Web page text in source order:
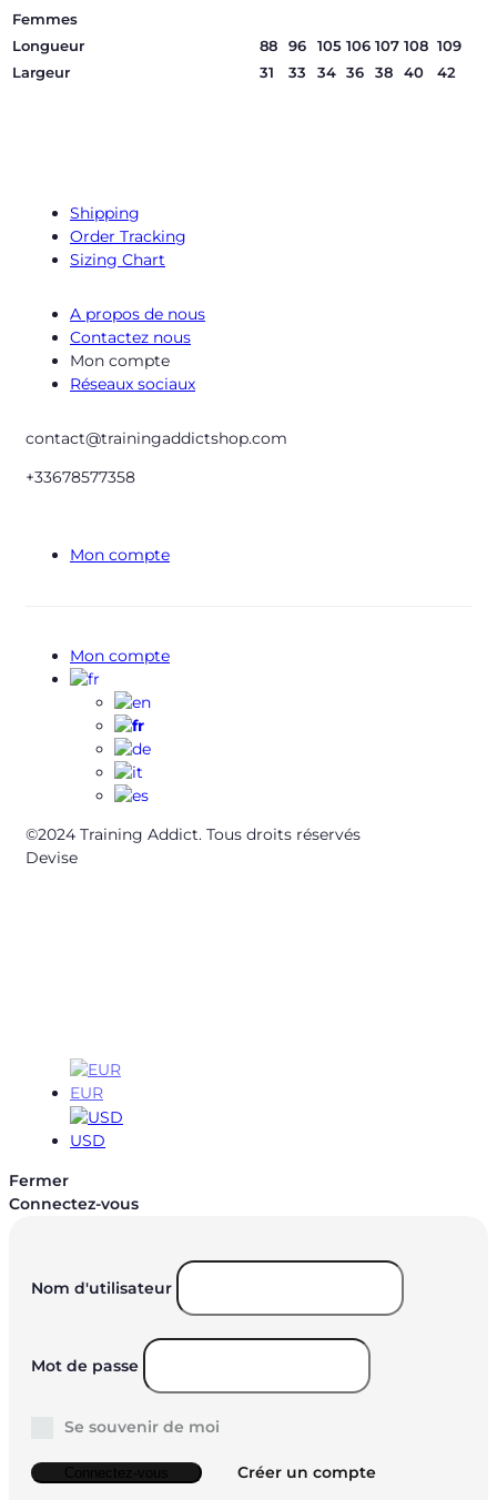
Femmes
Longueur
88 96 105 106 107 108 109
Largeur
31 33 34 36 38 40 42
Shipping
Order Tracking
Sizing Chart
A propos de nous
Contactez nous
Mon compte
Réseaux sociaux
contact@trainingaddictshop.com
+33678577358
Mon compte
Mon compte
©2024 Training Addict. Tous droits réservés
Devise
EUR
USD
Fermer
Connectez-vous
Nom d'utilisateur
Mot de passe
Se souvenir de moi
Créer un compte